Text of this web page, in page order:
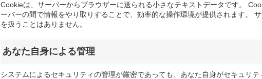
Cookieは、サーバーからブラウザーに送られる小さなテキストデータです。
ーバーの間で情報をやり取りすることで、効率的な操作環境が提供されます。
を扱うことはありません。
あなた自身による管理
システムによるセキュリティの管理が厳密であっても、あなた自身がセキュリ